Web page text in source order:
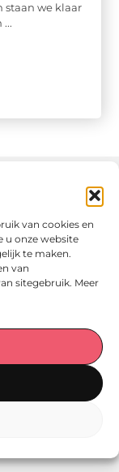
van cookies en
u onze website
te maken.
van
sitegebruik. Meer
staan we klaar
hebt en artikelen